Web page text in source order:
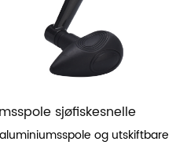
sjøfiskesnelle
og utskiftbare